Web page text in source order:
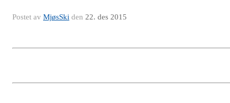
Postet av MjøsSki den 22. des 2015